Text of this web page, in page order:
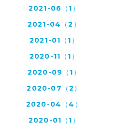
2021-06（1）
2021-04（2）
2021-01（1）
2020-11（1）
2020-09（1）
2020-07（2）
2020-04（4）
2020-01（1）